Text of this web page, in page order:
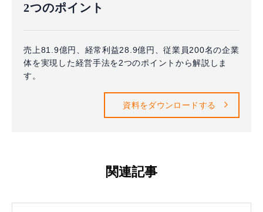
2つのポイント
売上81.9億円、経常利益28.9億円、従業員200名の企業
体を実現した経営手法を2つのポイントから解説しま
す。
資料をダウンロードする
関連記事